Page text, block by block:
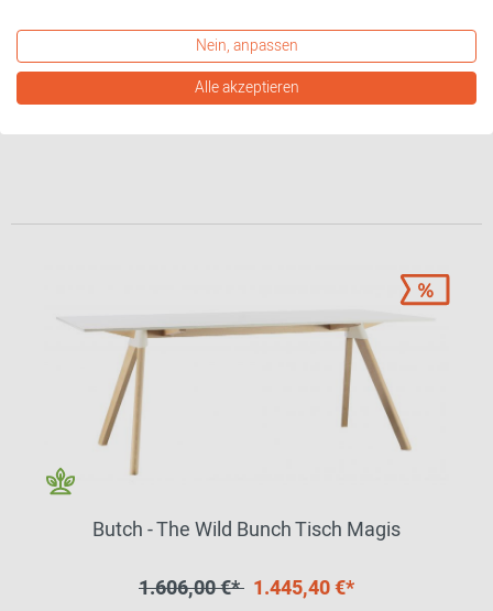
2.785,00 €*2.506,50 €*
Butch - The Wild Bunch Tisch Magis
1.606,00 €* 1.445,40 €*
Nein, anpassen
Alle akzeptieren